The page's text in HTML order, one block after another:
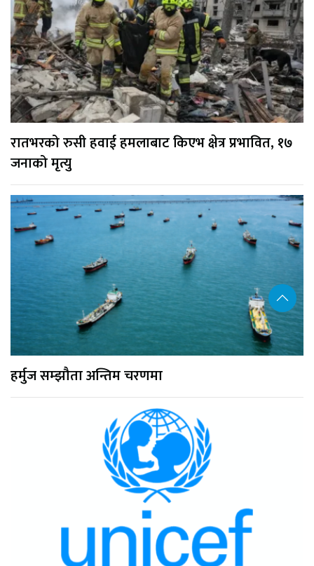
रातभरको रुसी हवाई हमलाबाट किएभ क्षेत्र प्रभावित, १७
जनाको मृत्यु
हर्मुज सम्झौता अन्तिम चरणमा